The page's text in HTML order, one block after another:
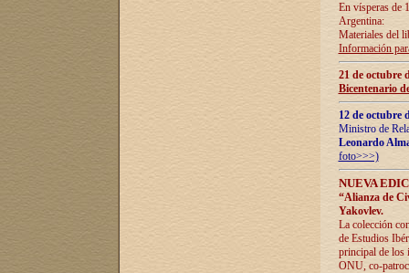
En vísperas de
Argentina:
Materiales del
Información
21 de octubre
Bicentenario
12 de octubre
Ministro de
Leonardo
foto>>>)
NUEVA
“Alianza de
Yakovlev.
La colección
de Estudios
principal de los
ONU, co-